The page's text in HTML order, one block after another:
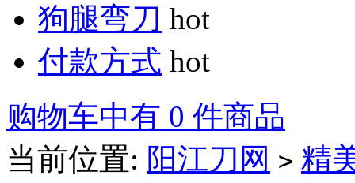
狗腿弯刀 hot
付款方式 hot
购物车中有 0 件商品
当前位置: 阳江刀网 > 精